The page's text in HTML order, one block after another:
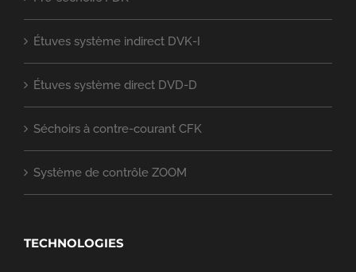
Étuves système indirect DVK-I
Étuves système direct DVD-D
Séchoirs à contre-courant CFK
Système de contrôle ZOOM
TECHNOLOGIES